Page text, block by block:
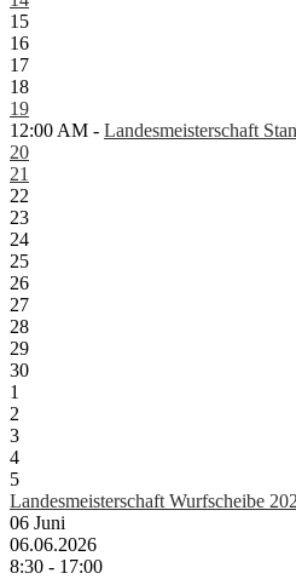
15
16
17
18
19
12:00 AM - Landesmeisterschaft
20
21
22
23
24
25
26
27
28
29
30
1
2
3
4
5
Landesmeisterschaft Wurfscheibe
06 Juni
06.06.2026
8:30 - 17:00